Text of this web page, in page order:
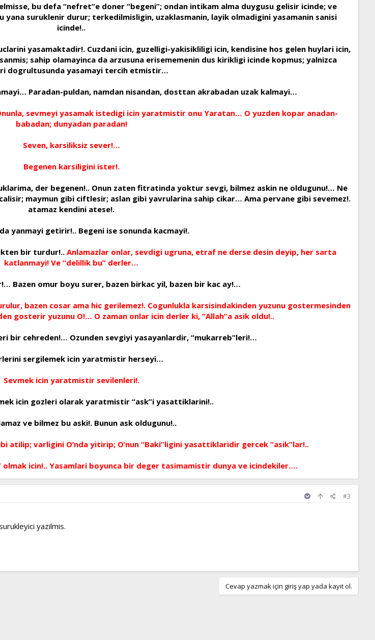
bu defa “nefret”e doner “begeni”; ondan intikam alma duygusu gelisir icinde; ve
suruklenir durur; terkedilmisligin, uzaklasmanin, layik olmadigini yasamanin sanisi
icinde!..
yasamaktadir!. Cuzdani icin, guzelligi-yakisikliligi icin, kendisine hos gelen huylari icin,
sahip olamayinca da arzusuna erisememenin dus kirikligi icinde kopmus; yalnizca
dogrultusunda yasamayi tercih etmistir…
Paradan-puldan, namdan nisandan, dosttan akrabadan uzak kalmayi…
sevmeyi yasamak istedigi icin yaratmistir onu Yaratan… O yuzden kopar anadan-
babadan; dunyadan paradan!
Seven, karsiliksiz sever!…
Begenen karsiligini ister!.
der begenen!.. Onun zaten fitratinda yoktur sevgi, bilmez askin ne oldugunu!… Ne
maymun gibi ciftlesir; aslan gibi yavrularina sahip cikar… Ama pervane gibi sevemez!.
atamaz kendini atese!.
yanmayi getirir!.. Begeni ise sonunda kacmayi!.
bir turdur!.. Anlamazlar onlar, sevdigi ugruna, etraf ne derse desin deyip, her sarta
katlanmayi! Ve “delillik bu” derler…
Bazen omur boyu surer, bazen birkac yil, bazen bir kac ay!…
bazen cosar ama hic gerilemez!. Cogunlukla karsisindakinden yuzunu gostermesinden
gosterir yuzunu O!… O zaman onlar icin derler ki, “Allah”a asik oldu!..
bir cehreden!… Ozunden sevgiyi yasayanlardir, “mukarreb”leri!…
sergilemek icin yaratmistir herseyi…
Sevmek icin yaratmistir sevilenleri!.
icin gozleri olarak yaratmistir “ask”i yasattiklarini!..
ve bilmez bu aski!. Bunun ask oldugunu!..
atilip; varligini O’nda yitirip; O’nun “Baki”ligini yasattiklaridir gercek “asik”lar!..
icin!.. Yasamlari boyunca bir deger tasimamistir dunya ve icindekiler….
#3
yazilmis.
Cevap yazmak için giriş yap yada kayıt ol.